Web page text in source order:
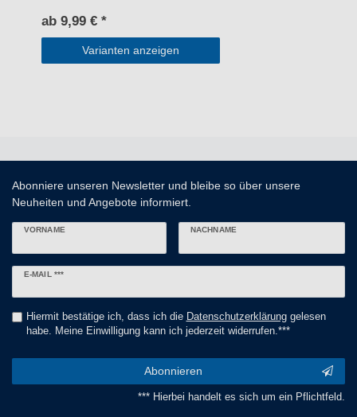
ab 9,99 € *
Varianten anzeigen
Abonniere unseren Newsletter und bleibe so über unsere
Neuheiten und Angebote informiert.
VORNAME NACHNAME
E-MAIL ***
Newsletter
Hiermit bestätige ich, dass ich die Daten­schutz­erklärunggelesen
habe. Meine Einwilligung kann ich jederzeit widerrufen.***
Abonnieren
*** Hierbei handelt es sich um ein Pflichtfeld.